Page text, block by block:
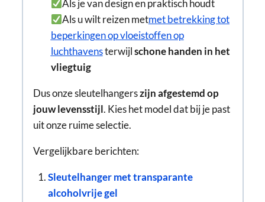
Als je van design en praktisch houdt
Als u wilt reizen metmet betrekking tot
beperkingen op vloeistoffen op
luchthavensterwijlschone handen in het
vliegtuig
Dus onze sleutelhangerszijn afgestemd op
jouw levensstijl. Kies het model dat bij je past
uit onze ruime selectie.
Vergelijkbare berichten:
Sleutelhanger met transparante
alcoholvrije gel